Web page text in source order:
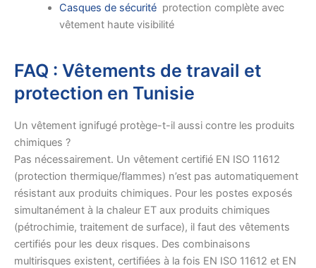
Casques de sécuritéprotection complète avec
vêtement haute visibilité
FAQ : Vêtements de travail et
protection en Tunisie
Un vêtement ignifugé protège-t-il aussi contre les produits
chimiques ?
Pas nécessairement. Un vêtement certifié EN ISO 11612
(protection thermique/flammes) n’est pas automatiquement
résistant aux produits chimiques. Pour les postes exposés
simultanément à la chaleur ET aux produits chimiques
(pétrochimie, traitement de surface), il faut des vêtements
certifiés pour les deux risques. Des combinaisons
multirisques existent, certifiées à la fois EN ISO 11612 et EN